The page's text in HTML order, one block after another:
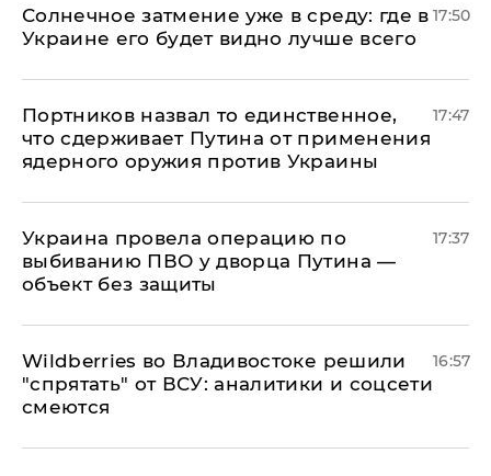
​Солнечное затмение уже в среду: где в
Украине его будет видно лучше всего
17:50
Портников назвал то единственное,
что сдерживает Путина от применения
ядерного оружия против Украины
17:47
Украина провела операцию по
выбиванию ПВО у дворца Путина —
объект без защиты
17:37
Wildberries во Владивостоке решили
"спрятать" от ВСУ: аналитики и соцсети
смеются
16:57